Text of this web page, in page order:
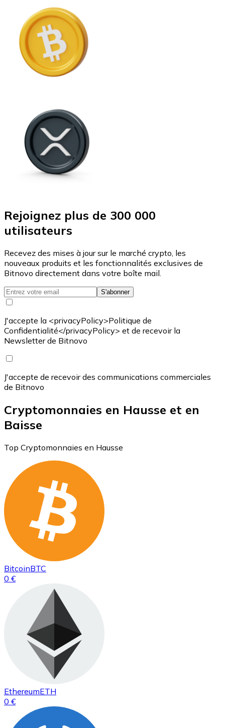
Rejoignez plus de 300 000
utilisateurs
Recevez des mises à jour sur le marché crypto, les
nouveaux produits et les fonctionnalités exclusives de
Bitnovo directement dans votre boîte mail.
S'abonner
J'accepte la <privacyPolicy>Politique de
Confidentialité</privacyPolicy> et de recevoir la
Newsletter de Bitnovo
J'accepte de recevoir des communications commerciales
de Bitnovo
Cryptomonnaies en Hausse et en
Baisse
Top Cryptomonnaies en Hausse
BitcoinBTC
0 €
EthereumETH
0 €